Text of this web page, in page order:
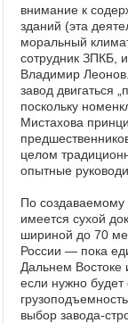
внимание к
зданий (эта
моральный
сотрудник ЗПКБ,
Владимир
завод двигаться
поскольку
Мистахова
целом
опытные
По создаваемому
имеется сухой
шириной до 70
России — пока
Дальнем Востоке
если нужно
выбор завода-